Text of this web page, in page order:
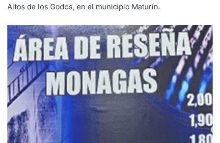
Altos de los Godos, en el municipio Maturín.